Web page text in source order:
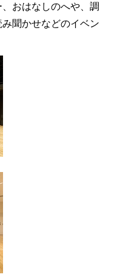
おはなしのへや、調
聞かせなどのイベン